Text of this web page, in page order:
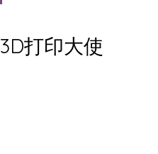
3D打印大使